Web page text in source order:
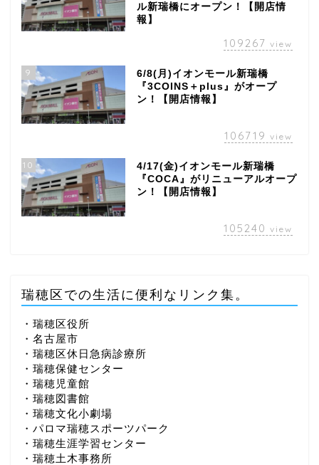
ル新瑞橋にオープン！【開店情
報】
109267 view
9
6/8(月)イオンモール新瑞橋
『3COINS＋plus』がオープ
ン！【開店情報】
106719 view
10
4/17(金)イオンモール新瑞橋
『COCA』がリニューアルオープ
ン！【開店情報】
105240 view
瑞穂区での生活に便利なリンク集。
・瑞穂区役所
・名古屋市
・瑞穂区休日急病診療所
・瑞穂保健センター
・瑞穂児童館
・瑞穂図書館
・瑞穂文化小劇場
・パロマ瑞穂スポーツパーク
・瑞穂生涯学習センター
・瑞穂土木事務所